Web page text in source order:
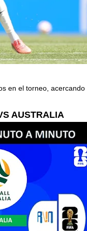
en el torneo, acercando
AUSTRALIA